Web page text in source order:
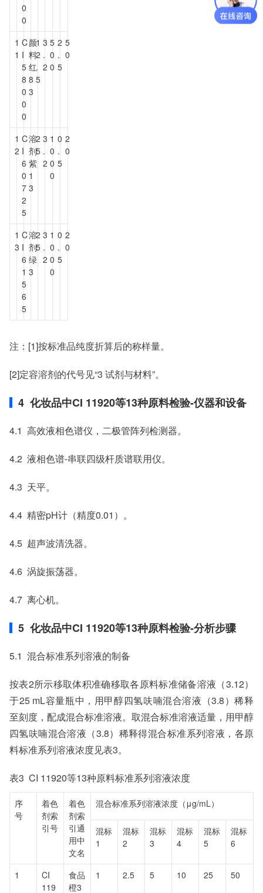
0
0
1
1
C
I
5
8
0
0
0
颜
料
红
8
3
1
2
.
5
3
.
2
5
0
0
2
.
5
5
0
1
2
C
I
6
0
7
2
5
溶
剂
紫
1
3
2
5
3
.
2
1
0
0
0
0
.
5
2
0
1
3
C
I
6
1
5
6
5
溶
剂
绿
3
2
5
3
.
2
1
0
0
0
0
.
5
2
0
注：[1]按标准品纯度折算后的称样量。
[2]定容溶剂的代号见“3 试剂与材料”。
4 化妆品中CI 11920等13种原料检验-仪器和设备
4.1 高效液相色谱仪，二极管阵列检测器。
4.2 液相色谱-串联四级杆质谱联用仪。
4.3 天平。
4.4 精密pH计（精度0.01）。
4.5 超声波清洗器。
4.6 涡旋振荡器。
4.7 离心机。
5 化妆品中CI 11920等13种原料检验-分析步骤
5.1 混合标准系列溶液的制备
按表2所示移取体积准确移取各原料标准储备溶液（3.12）
于25 mL容量瓶中，用甲醇四氢呋喃混合溶液（3.8）稀释
至刻度，配成混合标准溶液。取混合标准溶液适量，用甲醇
四氢呋喃混合溶液（3.8）稀释得混合标准系列溶液，各原
料标准系列溶液浓度见表3。
表3 CI 11920等13种原料标准系列溶液浓度
序
号
着色
剂索
引号
着色
剂索
引通
用中
文名
混合标准系列溶液浓度（μg/mL）
混标
1
混标
2
混标
3
混标
4
混标
5
混标
6
1
CI
119
食品
橙3
1 2.5 5 10 25 50